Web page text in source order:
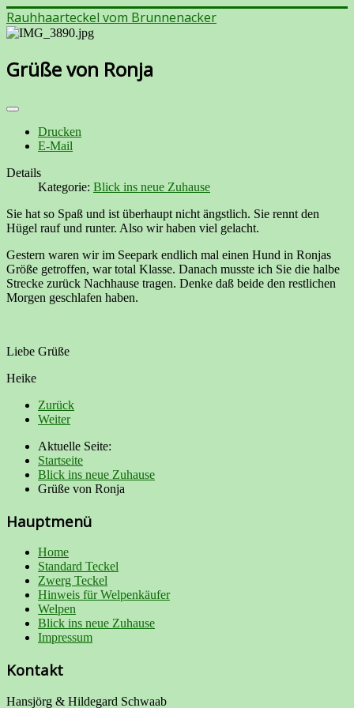
Rauhhaarteckel vom Brunnenacker
Grüße von Ronja
Drucken
E-Mail
Details
Kategorie: Blick ins neue Zuhause
Sie hat so Spaß und ist überhaupt nicht ängstlich. Sie rennt den
Hügel rauf und runter. Also wir haben viel gelacht.
Gestern waren wir im Seepark endlich mal einen Hund in Ronjas
Größe getroffen, war total Klasse. Danach musste ich Sie die halbe
Strecke zurück Nachhause tragen. Denke daß beide den restlichen
Morgen geschlafen haben.
Liebe Grüße
Heike
Zurück
Weiter
Aktuelle Seite:
Startseite
Blick ins neue Zuhause
Grüße von Ronja
Hauptmenü
Home
Standard Teckel
Zwerg Teckel
Hinweis für Welpenkäufer
Welpen
Blick ins neue Zuhause
Impressum
Kontakt
Hansjörg & Hildegard Schwaab